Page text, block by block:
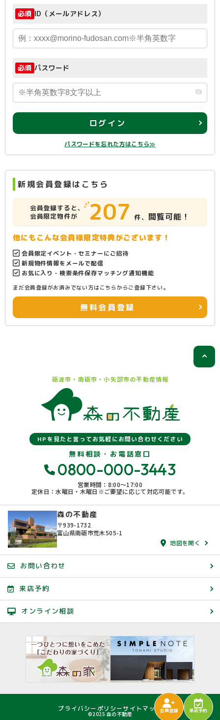
必須 ID（メールアドレス）
必須 パスワード
ログイン
パスワードを忘れた方はこちら≫
新規会員登録はこちら
会員登録すると、
会員限定物件が
207 件、 閲覧可能！
他にもこんな会員様限定特典がございます！
会員限定イベント・セミナーにご招待
新規物件情報をメールで配信
お気に入り・検索条件保存マッチング通知機能
まだ会員登録がお済みでない方はこちらからご登録下さい。
無料会員登録
会員登録 来店予約
砺波市・南砺市・小矢部市の不動産情報
HPを見たと言ってお気軽にお問い合わせください
無料相談・お電話窓口
0800-000-3443
営業時間：8:00〜17:00
定休日：水曜日・木曜日※ご要望に応じて対応可能です。
森の不動産
〒939-1732
富山県南砺市荒木505-1
地図を開く
お問い合わせ
来店予約
オンライン相談
プライバシーポリシーサイトマップ
©2025 森の不動産